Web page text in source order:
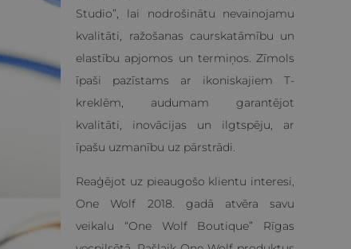
Studio”, lai nodrošinātu nevainojamu
kvalitāti, ražošanas caurskatāmību un
elastību apjomos un termiņos. Zīmols
īpaši pazīstams ar ikoniskajiem T-
kreklēm, audumam garantējot
kvalitāti, inovācijas un ilgtspēju, ar
īpašu uzmanību uz pārstrādi.
Reaģējot uz pieaugošo klientu interesi,
One Wolf 2018. gadā atvēra savu
veikalu “One Wolf Boutique” Rīgas